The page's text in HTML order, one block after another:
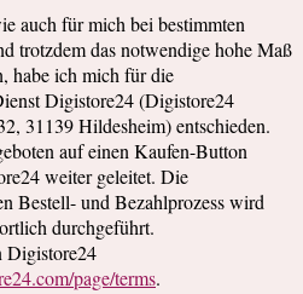
auch für mich bei bestimmten
trotzdem das notwendige hohe Maß
habe ich mich für die
Digistore24 (Digistore24
31139 Hildesheim) entschieden.
auf einen Kaufen-Button
weiter geleitet. Die
Bestell- und Bezahlprozess wird
durchgeführt.
Digistore24
page/terms.